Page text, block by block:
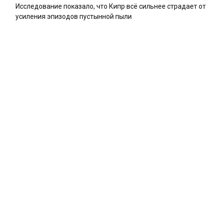
Исследование показало, что Кипр всё сильнее страдает от
усиления эпизодов пустынной пыли